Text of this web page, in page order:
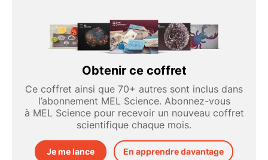
Obtenir ce coffret
Ce coffret ainsi que 70+ autres sont inclus dans
l’abonnement MEL Science. Abonnez-vous
à MEL Science pour recevoir un nouveau coffret
scientifique chaque mois.
Je me lance En apprendre davantage